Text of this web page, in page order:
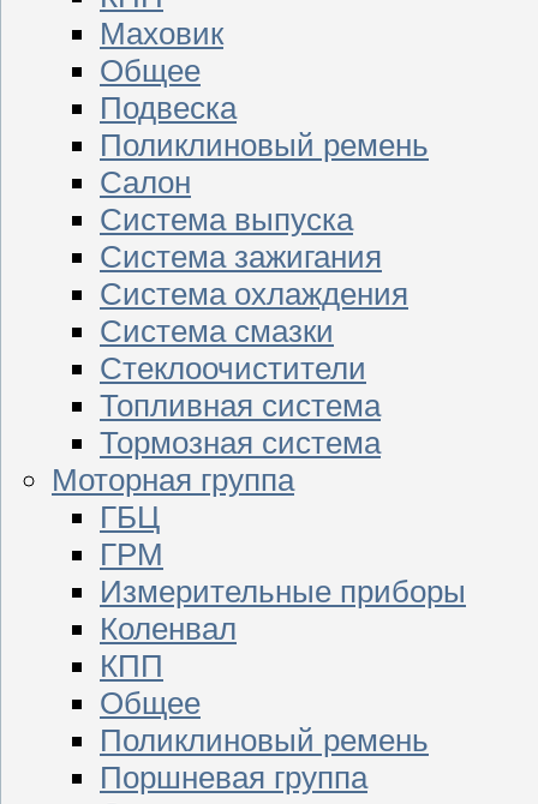
Маховик
Общее
Подвеска
Поликлиновый ремень
Салон
Система выпуска
Система зажигания
Система охлаждения
Система смазки
Стеклоочистители
Топливная система
Тормозная система
Моторная группа
ГБЦ
ГРМ
Измерительные приборы
Коленвал
КПП
Общее
Поликлиновый ремень
Поршневая группа